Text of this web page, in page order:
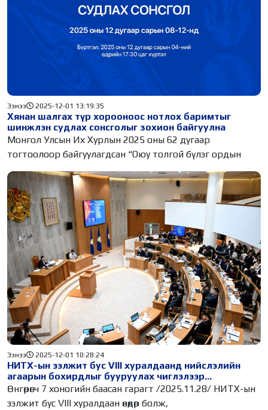
Хянан шалгах түр хорооноос нотлох баримтыг
шинжлэн судлах сонсголыг зохион байгуулна
Ээнээ 2025-12-01 13:19:35
Монгол Улсын Их Хурлын 2025 оны 62 дугаар
тогтоолоор байгуулагдсан “Оюу толгой бүлэг ордын
НИТХ-ын ээлжит бус VIII хуралдаанд нийслэлийн
агаарын бохирдлыг бууруулах чиглэлээр
хэрэгжүүлж буй ажил, арга хэмжээний талаар
танилцууллаа
Ээнээ 2025-12-01 10:28:24
Өнгөрөгч 7 хоногийн баасан гарагт /2025.11.28/ НИТХ-ын
ээлжит бус VIII хуралдаан өнөөдөр болж,